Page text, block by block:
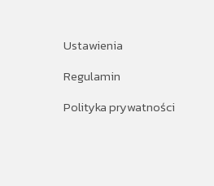
Ustawienia
Regulamin
Polityka prywatności